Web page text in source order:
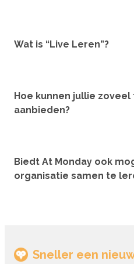
Wat is “Live Leren”?
Hoe kunnen jullie
aanbieden?
Biedt At Monday ook
organisatie samen te
Sneller een